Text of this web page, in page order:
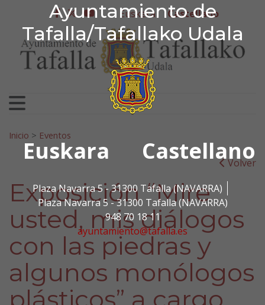
Ayuntamiento de
Tafalla/Tafallako Udala
Euskara Castellano
Plaza Navarra 5 - 31300 Tafalla (NAVARRA)
Plaza Navarra 5 - 31300 Tafalla (NAVARRA)
948 70 18 11
ayuntamiento@tafalla.es
Ir al contenido
Ayuntamiento de
facebook
twitter
youtube
Euskera Castellano
Search for:
Inicio > Eventos
Volver
Exposición “Mire
usted, mis diálogos
con las piedras y
algunos monólogos